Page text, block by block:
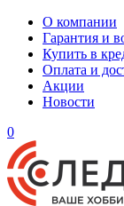
О компании
Гарантия и
Купить в
Оплата и
Акции
Новости
0